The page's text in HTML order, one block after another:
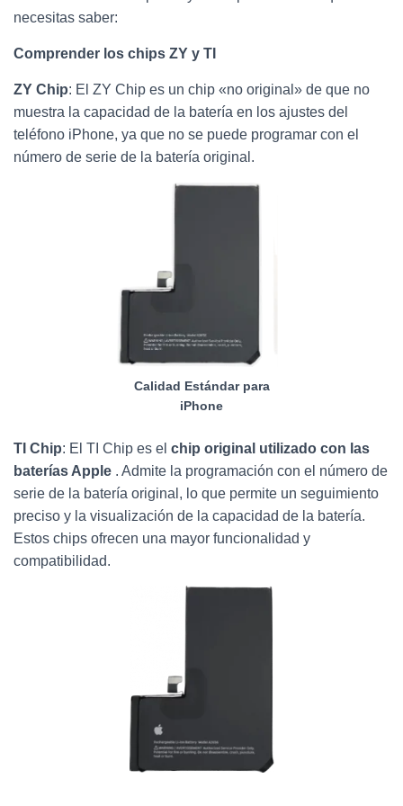
necesitas saber:
Comprender los chips ZY y TI
ZY Chip: El ZY Chip es un chip «no original» de que no
muestra la capacidad de la batería en los ajustes del
teléfono iPhone, ya que no se puede programar con el
número de serie de la batería original.
Calidad Estándar para
iPhone
TI Chip: El TI Chip es el chip original utilizado con las
baterías Apple . Admite la programación con el número de
serie de la batería original, lo que permite un seguimiento
preciso y la visualización de la capacidad de la batería.
Estos chips ofrecen una mayor funcionalidad y
compatibilidad.